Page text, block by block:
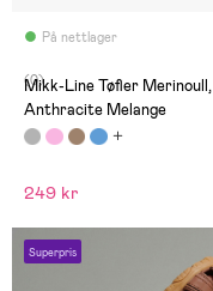
På nettlager
(0)
Mikk-Line Tøfler Merinoull,
Anthracite Melange
249 kr
Superpris